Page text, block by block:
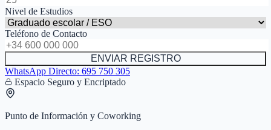
Nivel de Estudios
Teléfono de Contacto
ENVIAR REGISTRO
WhatsApp Directo: 695 750 305
Espacio Seguro y Encriptado
Punto de Información y Coworking